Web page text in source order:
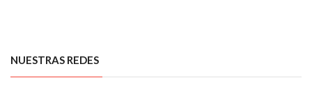
NUESTRAS REDES